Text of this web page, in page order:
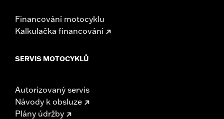
Financování motocyklu
Kalkulačka financování
SERVIS MOTOCYKLŮ
Autorizovaný servis
Návody k obsluze
Plány údržby